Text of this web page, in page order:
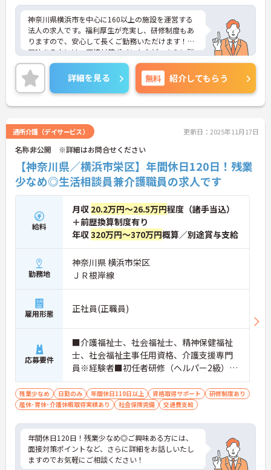
神奈川県横浜市を中心に160以上の施設を運営する
法人の求人です。福利厚生が充実し、研修制度もあ
りますので、安心して長くご勤務いただけます！ご
興味ある方には、面接対策ポイントなど、さらに詳
細をお話しいたしますのでお気軽にご相談くださ
い！
詳細を見る 無料 紹介してもらう
通所介護（デイサービス） 更新日：2025年11月17日
名称非公開 ※詳細はお問合せください
【神奈川県／横浜市栄区】年間休日120日！残業
少なめ◎生活相談員兼介護職員の求人です
給料
月収 20.2万円～26.5万円程度（諸手当込）
＋前歴換算制度有り
年収320万円～370万円概算／別途賞与支給
勤務地
神奈川県 横浜市栄区
ＪＲ根岸線
雇用形態 正社員(正職員)
応募要件
■介護福祉士、社会福祉士、精神保健福祉
士、社会福祉主事任用資格、介護支援専門
員※経験者■初任者研修（ヘルパー2級）お
よび実務者研修（ヘルパー1級）※介護保険
施設または通所系サービス事業所において
常勤で2年以上（勤務日数360日以上）
残業少なめ 日勤のみ 年間休日110日以上 資格取得サポート
研修制度あり
産休･育休･介護休暇取得実績あり
社会保険完備 交通費支給
年間休日120日！残業少なめ◎ご興味ある方には、
面接対策ポイントなど、さらに詳細をお話しいたし
ますのでお気軽にご相談ください！